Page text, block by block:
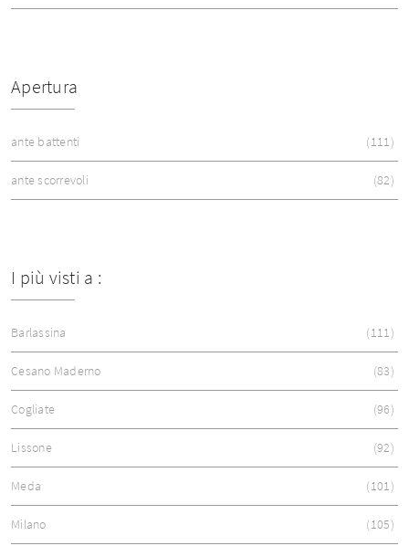
Apertura
ante battenti 111
ante scorrevoli 82
I più visti a :
Barlassina 111
Cesano Maderno 83
Cogliate 96
Lissone 92
Meda 101
Milano 105